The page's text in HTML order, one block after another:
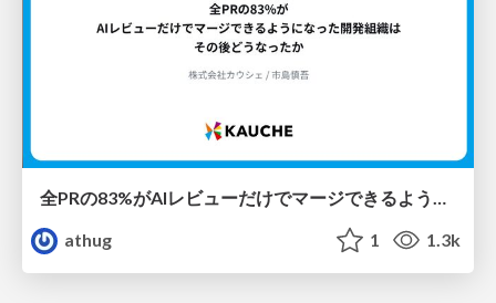
全PRの83%がAIレビューだけでマージできるようになった開発組織はその後どうなったか
athug
1 1.3k